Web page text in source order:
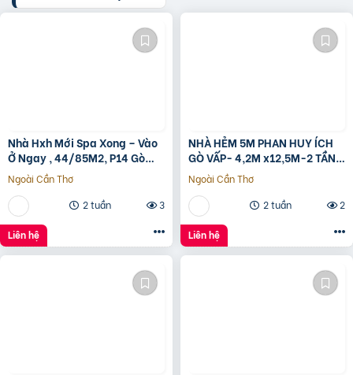
Nhà Hxh Mới Spa Xong – Vào
Ở Ngay , 44/85M2, P14 Gò
Vấp, Giá 4.X Tỷ
Ngoài Cần Thơ
2 tuần
3
Liên hệ
NHÀ HẺM 5M PHAN HUY ÍCH
GÒ VẤP- 4,2M x12,5M-2 TẦNG
– GIÁ 4,4 TỶ
Ngoài Cần Thơ
2 tuần
2
Liên hệ